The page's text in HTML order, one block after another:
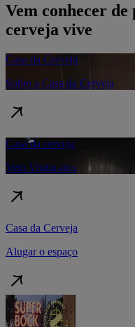
Vem conhecer de
cerveja vive
Casa da Cerveja
Sobre a Casa da Cerveja
Casa da cerveja
Vem Visitar-nos
Casa da Cerveja
Alugar o espaço